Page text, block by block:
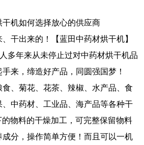
干机如何选择放心的供应商
干出来的！【蓝田中药材烘干机】
多年来从未停止过对中药材烘干机品
来，缔造好产品，同圆强国梦！
、菊花、花茶、辣椒、水产品、食
中药材、工业品、海产品等各种干
物料的干燥加工，可完整保留物料
分，操作简单方便！而且可以一机